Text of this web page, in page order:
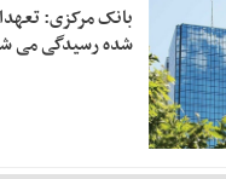
بانک مرکزی:
شده رسیدگی می